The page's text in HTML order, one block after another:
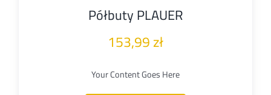
Półbuty PLAUER
153,99zł
Your Content Goes Here